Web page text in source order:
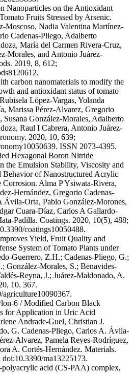
Nanoparticles on the Antioxidant
Fruits Stressed by Arsenic.
Moscoso, Nadia Valentina Martínez-
Cadenas-Pliego, Adalberto
María del Carmen Rivera-Cruz,
Morales, and Antonio Juárez-
2019, 8, 612;
carbon nanomaterials to modify the
and antioxidant status of tomato
López-Vargas, Yolanda
Marissa Pérez-Alvarez, Gregorio
Susana González-Morales, Adalberto
Raul I Cabrera, Antonio Juárez-
2020, 10, 639;
ISSN 2073-4395.
Hexagonal Boron Nitride
the Emulsion Stability, Viscosity and
Behavior of Nanostructured Acrylic
Corrosion. Alma P Ysiwata-Rivera,
Hernández, Gregorio Cadenas-
Ávila-Orta, Pablo González-Morones,
Cuara-Díaz, Carlos A Gallardo-
Padilla. Coatings. 2020, 10(5), 488;
coatings10050488.
Yield, Fruit Quality and
System of Tomato Plants under
Guerrero, Z.H.; Cadenas-Pliego, G.;
González-Morales, S.; Benavides-
Reyna, J.; Juárez-Maldonado, A.
10, 367.
6 / Modified Carbon Black
for Application in Uric Acid
Andrade-Guel, Christian J.
G. Cadenas-Pliego, Carlos A. Ávila-
Alvarez, Pamela Reyes-Rodríguez,
A. Cortés-Hernández. Materials.
doi:10.3390/ma13225173.
polyacrylic acid (CS-PAA) complex,